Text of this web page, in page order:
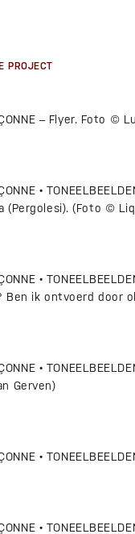
PROJECT
– Flyer. Foto ©
•
(Pergolesi). (Foto ©
•
Ben ik ontvoerd door
•
Gerven)
•
•